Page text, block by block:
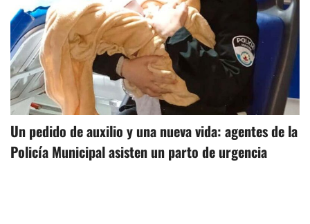
Un pedido de auxilio y una nueva vida: agentes de la
Policía Municipal asisten un parto de urgencia